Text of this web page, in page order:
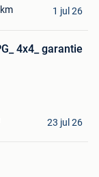
km 1 jul 26
Infiniti FX 3.5i V6_ LPG_ 4x4_ garantie
23 jul 26